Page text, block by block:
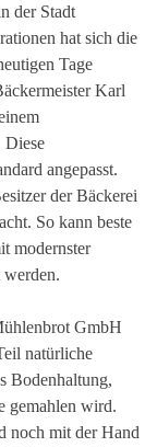
der Stadt
hat sich die
Tage
Karl
Diese
angepasst.
der Bäckerei
So kann beste
modernster
GmbH
natürliche
Bodenhaltung,
gemahlen wird.
noch mit der Hand